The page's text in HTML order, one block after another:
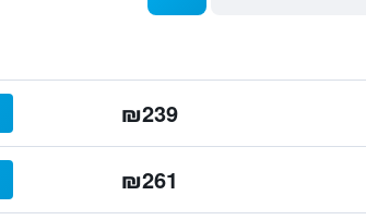
₪239
₪261